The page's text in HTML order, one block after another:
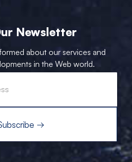
Newsletter
about our services and
in the Web world.